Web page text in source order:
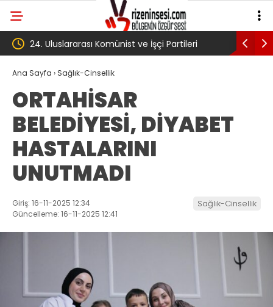
‘Çerçeve yasa’ kanun teklifi Adalet
Komisyonu’ndan geçti
Ana Sayfa › Sağlık-Cinsellik
ORTAHİSAR
BELEDİYESİ, DİYABET
HASTALARINI
UNUTMADI
Giriş: 16-11-2025 12:34
Güncelleme: 16-11-2025 12:41
Sağlık-Cinsellik